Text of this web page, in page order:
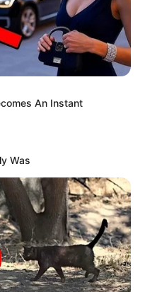
An Instant
Was